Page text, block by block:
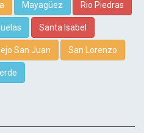
Mayagüez Rio Piedras
Santa Isabel
San Juan San Lorenzo